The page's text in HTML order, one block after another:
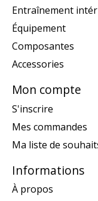
Entraînement
Équipement
Composantes
Accessories
Mon compte
S'inscrire
Mes commandes
Ma liste de
Informations
À propos